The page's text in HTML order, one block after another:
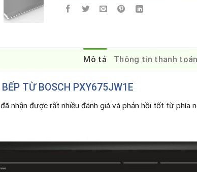
Mô tả Thông tin thanh toán
BẾP TỪ BOSCH PXY675JW1E
đã nhận được rất nhiều đánh giá và phản hồi tốt từ